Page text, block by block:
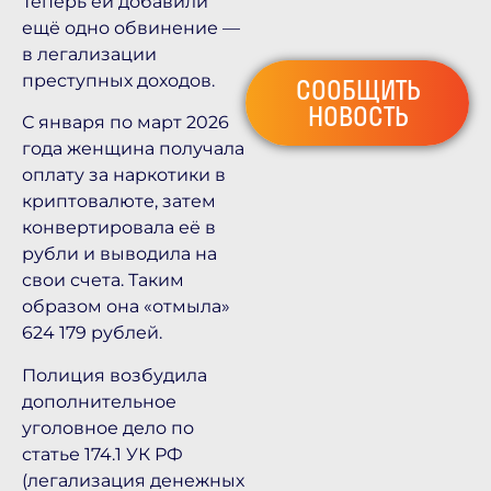
ещё одно обвинение —
в легализации
преступных доходов.
С января по март 2026
года женщина получала
оплату за наркотики в
криптовалюте, затем
конвертировала её в
рубли и выводила на
свои счета. Таким
образом она «отмыла»
624 179 рублей.
Полиция возбудила
дополнительное
уголовное дело по
статье 174.1 УК РФ
(легализация денежных
СООБЩИТЬ
НОВОСТЬ